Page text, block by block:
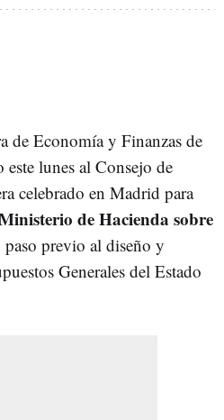
de Economía y Finanzas de
lunes al Consejo de
celebrado en Madrid para
de Hacienda sobre
paso previo al diseño y
Generales del Estado